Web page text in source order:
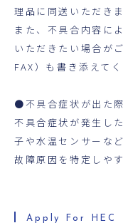
理品に同送いただき
また、不具合内容に
いただきたい場合が
FAX）も書き添えてく
●不具合症状が出た
不具合症状が発生し
子や水温センサーな
故障原因を特定しや